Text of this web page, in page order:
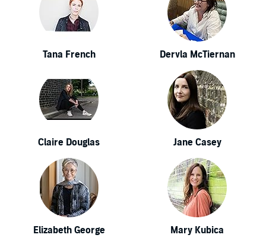
Tana French Dervla McTiernan
Claire Douglas Jane Casey
Elizabeth George Mary Kubica